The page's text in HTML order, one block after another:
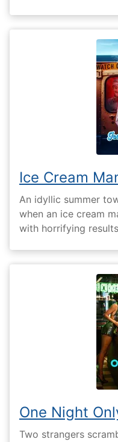
Ice Cream
An idyllic summer
when an ice cream
with horrifying
One Night
Two strangers